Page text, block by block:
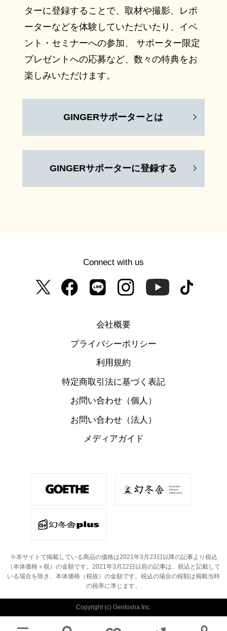
ターに登録することで、取材や撮影、レポ
ーターなどを体験していただいたり、イベ
ント・セミナーへの参加、 サポーター限定
プレゼントへの応募など、数々の特典をお
楽しみいただけます。
GINGERサポーターとは
GINGERサポーターに登録する
Connect with us
会社概要
プライバシーポリシー
利用規約
特定商取引法に基づく表記
お問い合わせ（個人）
お問い合わせ（法人）
メディアガイド
※本サイトで掲載している商品の価格は2021年3月23日以降の記事より税込
（本体価格＋税）の金額です。 2021年3月22日以前の記事は、税込と記載して
いる場合を除き、本体価格（税抜）の金額です。 税込の場合の税額は掲載当時
の税率に準じます。
Copyright (c) Gentosha Inc.